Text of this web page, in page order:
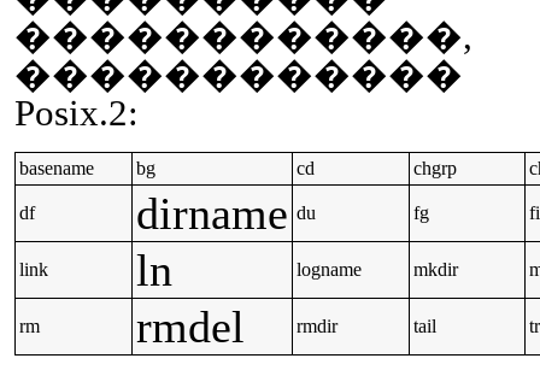
������������
Posix.2:
basename bg cd chgrp
df dirname du fg
link ln logname mkdir
rm rmdel rmdir tail tr